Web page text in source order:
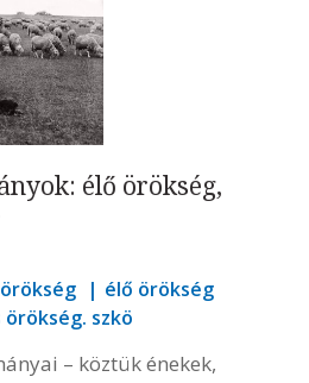
élő örökség,
élő örökség
szkö
– köztük énekek,